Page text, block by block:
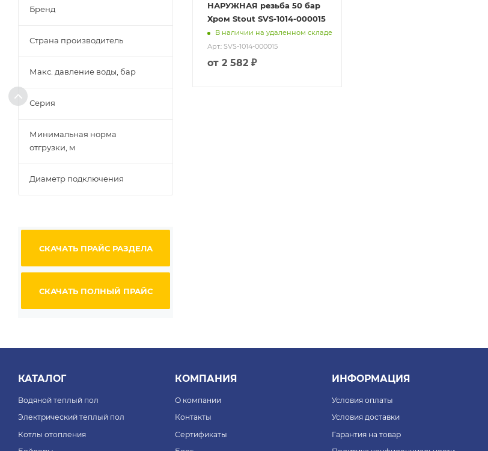
НАРУЖНАЯ резьба 50 бар
Хром Stout SVS-1014-000015
В наличии на удаленном складе
Арт.: SVS-1014-000015
от 2 582 ₽
Бренд
Страна производитель
Макс. давление воды, бар
Серия
Минимальная норма
отгрузки, м
Диаметр подключения
СКАЧАТЬ ПРАЙС РАЗДЕЛА
СКАЧАТЬ ПОЛНЫЙ ПРАЙС
КАТАЛОГ
Водяной теплый пол
Электрический теплый пол
Котлы отопления
КОМПАНИЯ
О компании
Контакты
Сертификаты
ИНФОРМАЦИЯ
Условия оплаты
Условия доставки
Гарантия на товар